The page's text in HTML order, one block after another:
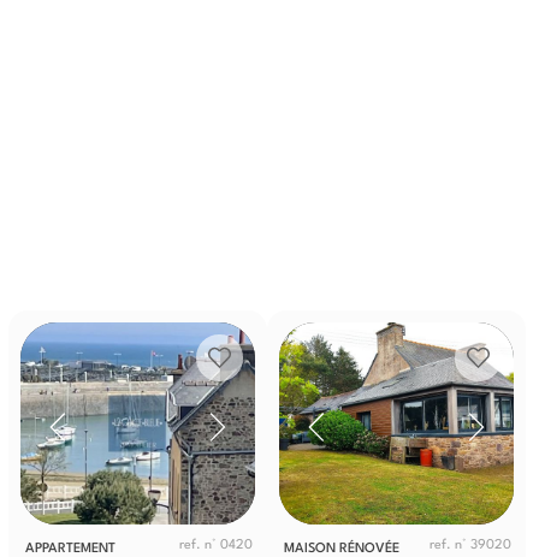
APPARTEMENT ref. n° 0420 MAISON RÉNOVÉE ref. n° 39020